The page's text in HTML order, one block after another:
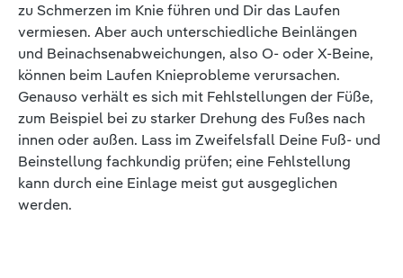
zu Schmerzen im Knie führen und Dir das Laufen
vermiesen. Aber auch unterschiedliche Beinlängen
und Beinachsenabweichungen, also O- oder X-Beine,
können beim Laufen Knieprobleme verursachen.
Genauso verhält es sich mit Fehlstellungen der Füße,
zum Beispiel bei zu starker Drehung des Fußes nach
innen oder außen. Lass im Zweifelsfall Deine Fuß- und
Beinstellung fachkundig prüfen; eine Fehlstellung
kann durch eine Einlage meist gut ausgeglichen
werden.